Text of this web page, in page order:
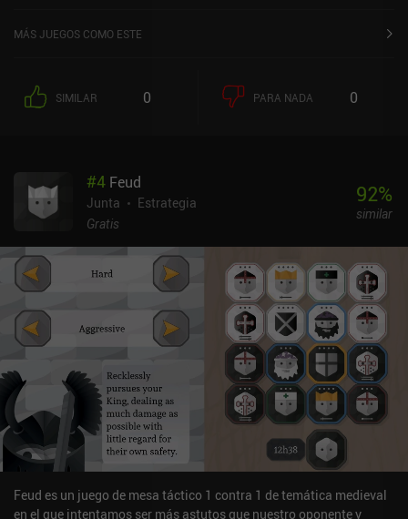
mano.Aunque la ambientación romana suele evocar imágenes de
tanto encontrar la verdadera diversión que estuve a punto de
dejarlo. Pero me alegro de haber perseverado. Porque cuando el
podemos comprobar las diferentes opciones antes de
comprometernos. Podemos centrarnos en expandir nuestro
imperio, construir más puestos de comercio o vender una mayor
igualmente válido hacia la victoria.La interfaz de usuario es muy
fácil de usar, con toda la información accesible en unos pocos
toques. Asimismo, el estilo artístico es fluido y colorido. El tutorial
es algo aburrido, lo que puede haber contribuido a que el juego sea
difícil de entender, pero al menos es funcional.El juego cuenta con
una excelente variedad de modos multijugador personalizables
entre plataformas, así como una IA robusta para las partidas en
solitario. En realidad, se trata de un juego reflexivo y
aparentemente complejo que permite muchos estilos de juego
diferentes.Concordia cuesta 8,49 $ en Android y 6,99 $ en iOS, con
DLCs disponibles como iAPs individuales o una compra única del
"Season Pass" para todas las expansiones actuales y futuras.
MÁS JUEGOS COMO ESTE
SIMILAR 0 PARA NADA 0
#4 Feud
Junta
Estrategia
Gratis
92%
similar
Feud es un juego de mesa táctico 1 contra 1 de temática medieval
en el que intentamos ser más astutos que nuestro oponente y